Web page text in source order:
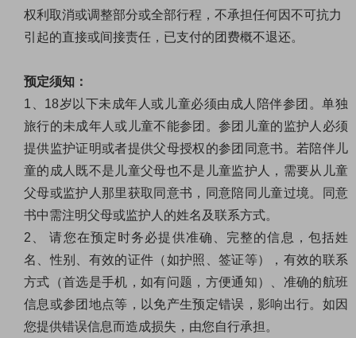
权利取消或调整部分或全部行程，不承担任何因不可抗力
引起的直接或间接责任，已支付的团费概不退还。
预定须知：
1
18岁以下未成年人或儿童必须由成人陪伴参团。单独
旅行的未成年人或儿童不能参团。参团儿童的监护人必须
提供监护证明或者提供父母授权的参团同意书。若陪伴儿
童的成人既不是儿童父母也不是儿童监护人，需要从儿童
父母或监护人那里获取同意书，同意陪同儿童过境。同意
书中需注明父母或监护人的姓名及联系方式。
2 、 请您在预定时务必提供准确、完整的信息，包括姓
名、性别、有效的证件（如护照、签证等），有效的联系
方式（首选是手机，如有问题，方便通知）、准确的航班
信息或参团地点等，以免产生预定错误，影响出行。如因
您提供错误信息而造成损失，由您自行承担。